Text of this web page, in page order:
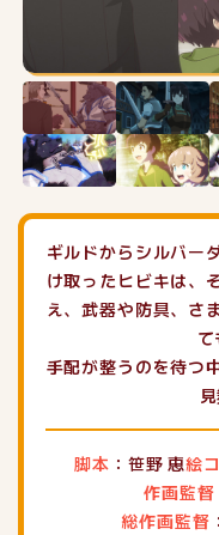
ギルドからシルバー
け取ったヒビキは、
え、武器や防具、さ
て
手配が整うのを待つ
脚本 ：笹野 恵絵
作画監督
総作画監督